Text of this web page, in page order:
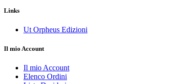
Links
Ut Orpheus Edizioni
Il mio Account
Il mio Account
Elenco Ordini